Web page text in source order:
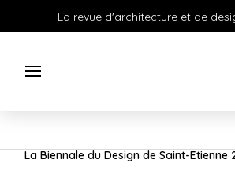
La revue d'architecture et de
La Biennale du Design de Saint-Etienne